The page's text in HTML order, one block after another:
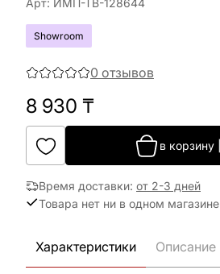
Арт: ИМП-ТВ-128644
Showroom
0 отзывов
8 930 ₸
в корзину|
Время доставки: от 2-3 дней
Товара нет ни в одном магазине
Характеристики Описание